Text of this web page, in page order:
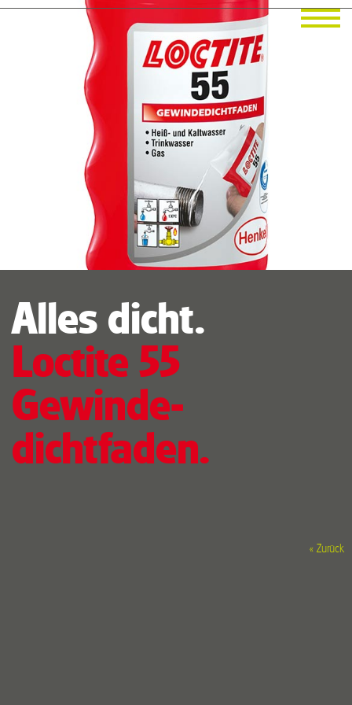
Alles dicht.
Loctite 55
Gewinde-
dichtfaden.
« Zurück